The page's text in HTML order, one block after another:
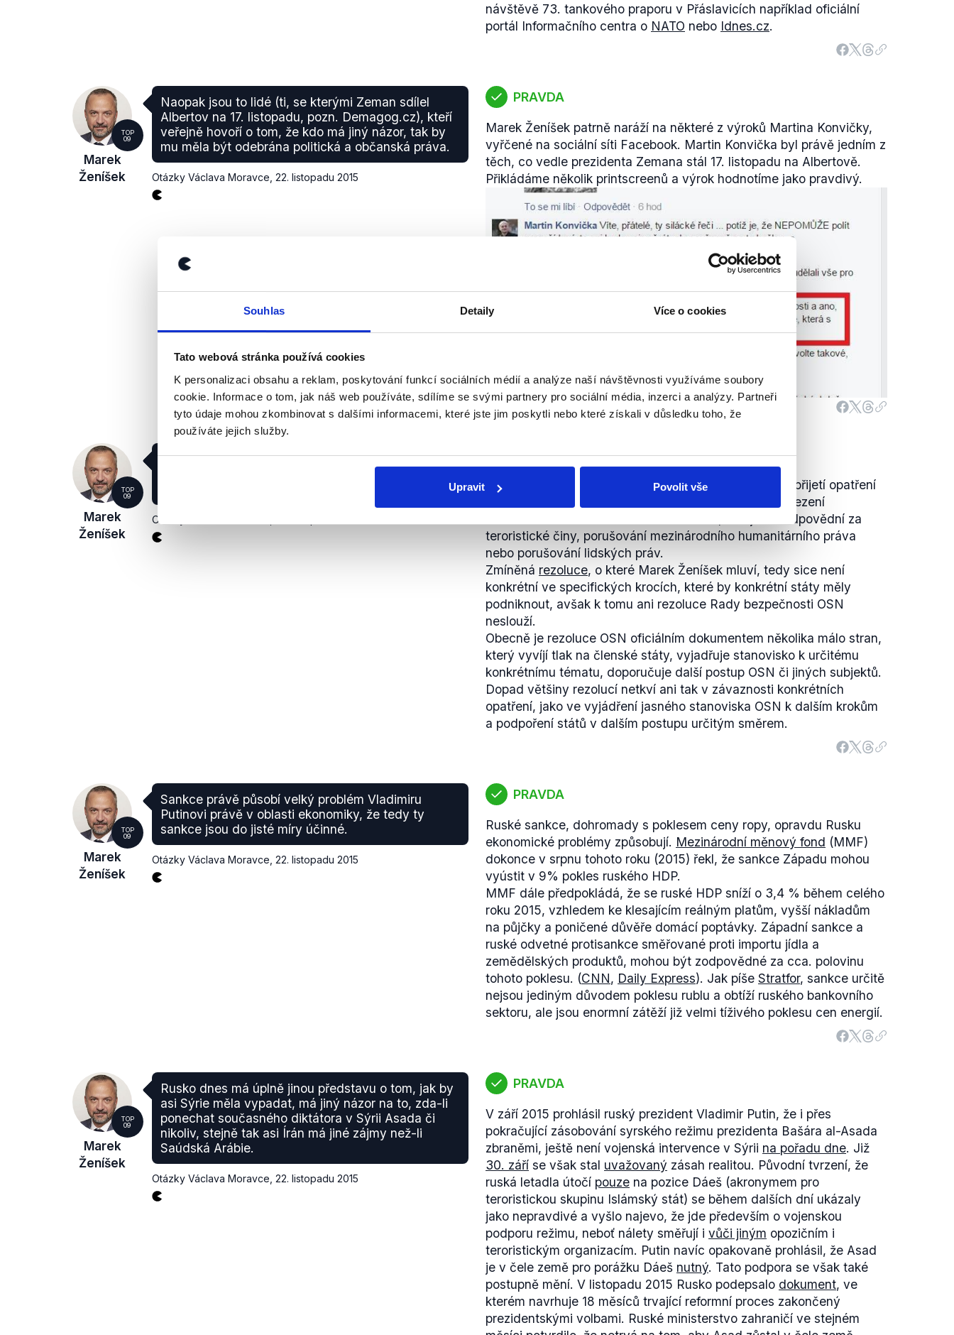
Souhlas Detaily Více o cookies
Tato webová stránka používá cookies
K personalizaci obsahu a reklam, poskytování funkcí sociálních médií a analýze naší návštěvnosti využíváme soubory
cookie. Informace o tom, jak náš web používáte, sdílíme se svými partnery pro sociální média, inzerci a analýzy. Partneři
tyto údaje mohou zkombinovat s dalšími informacemi, které jste jim poskytli nebo které získali v důsledku toho, že
používáte jejich služby.
Upravit Povolit vše
návštěvě 73. tankového praporu v Přáslavicích například oficiální
portál Informačního centra o NATO nebo Idnes.cz.
TOP
09
Marek
Ženíšek
Naopak jsou to lidé (ti, se kterými Zeman sdílel
Albertov na 17. listopadu, pozn. Demagog.cz), kteří
veřejně hovoří o tom, že kdo má jiný názor, tak by
mu měla být odebrána politická a občanská práva.
Otázky Václava Moravce 22. listopadu 2015
PRAVDA
Marek Ženíšek patrně naráží na některé z výroků Martina Konvičky,
vyřčené na sociální síti Facebook. Martin Konvička byl právě jedním z
těch, co vedle prezidenta Zemana stál 17. listopadu na Albertově.
Přikládáme několik printscreenů a výrok hodnotíme jako pravdivý.
TOP
09
Marek
Ženíšek
Rezoluce neřeší nic konkrétně, stejně to bude na
Otázky Václava Moravce
PRAVDA
Zástupci všech patnácti členských států se
na přijetí opatření
nezbytných ke zintenzivnění boje proti terorismu, zamezení
financování terorismu a zúčtování s těmi, kdo jsou zodpovědní za
teroristické činy, porušování mezinárodního humanitárního práva
nebo porušování lidských práv.
Zmíněná rezoluce, o které Marek Ženíšek mluví, tedy sice není
konkrétní ve specifických krocích, které by konkrétní státy měly
podniknout, avšak k tomu ani rezoluce Rady bezpečnosti OSN
neslouží.
Obecně je rezoluce OSN oficiálním dokumentem několika málo stran,
který vyvíjí tlak na členské státy, vyjadřuje stanovisko k určitému
konkrétnímu tématu, doporučuje další postup OSN či jiných subjektů.
Dopad většiny rezolucí netkví ani tak v závaznosti konkrétních
opatření, jako ve vyjádření jasného stanoviska OSN k dalším krokům
a podpoření států v dalším postupu určitým směrem.
TOP
09
Marek
Ženíšek
Sankce právě působí velký problém Vladimiru
Putinovi právě v oblasti ekonomiky, že tedy ty
sankce jsou do jisté míry účinné.
Otázky Václava Moravce 22. listopadu 2015
PRAVDA
Ruské sankce, dohromady s poklesem ceny ropy, opravdu Rusku
ekonomické problémy způsobují. Mezinárodní měnový fond (MMF)
dokonce v srpnu tohoto roku (2015) řekl, že sankce Západu mohou
vyústit v 9% pokles ruského HDP.
MMF dále předpokládá, že se ruské HDP sníží o 3,4 % během celého
roku 2015, vzhledem ke klesajícím reálným platům, vyšší nákladům
na půjčky a poničené důvěře domácí poptávky. Západní sankce a
ruské odvetné protisankce směřované proti importu jídla a
zemědělských produktů, mohou být zodpovědné za cca. polovinu
tohoto poklesu. (CNN, Daily Express). Jak píše Stratfor, sankce určitě
nejsou jediným důvodem poklesu rublu a obtíží ruského bankovního
sektoru, ale jsou enormní zátěží již velmi tíživého poklesu cen energií.
TOP
09
Marek
Ženíšek
Rusko dnes má úplně jinou představu o tom, jak by
asi Sýrie měla vypadat, má jiný názor na to, zda-li
ponechat současného diktátora v Sýrii Asada či
nikoliv, stejně tak asi Írán má jiné zájmy než-li
Saúdská Arábie.
Otázky Václava Moravce 22. listopadu 2015
PRAVDA
V září 2015 prohlásil ruský prezident Vladimir Putin, že i přes
pokračující zásobování syrského režimu prezidenta Bašára al-Asada
zbraněmi, ještě není vojenská intervence v Sýrii na pořadu dne. Již
30. září se však stal uvažovaný zásah realitou. Původní tvrzení, že
ruská letadla útočí pouze na pozice Dáeš (akronymem pro
teroristickou skupinu Islámský stát) se během dalších dní ukázaly
jako nepravdivé a vyšlo najevo, že jde především o vojenskou
podporu režimu, neboť nálety směřují i vůči jiným opozičním i
teroristickým organizacím. Putin navíc opakovaně prohlásil, že Asad
je v čele země pro porážku Dáeš nutný. Tato podpora se však také
postupně mění. V listopadu 2015 Rusko podepsalo dokument, ve
kterém navrhuje 18 měsíců trvající reformní proces zakončený
prezidentskými volbami. Ruské ministerstvo zahraničí ve stejném